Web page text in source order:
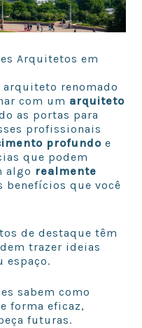
Arquitetos em
renomado
com um arquiteto
as portas para
profissionais
profundo e
que podem
algo realmente
benefícios que você
de destaque têm
trazer ideias
espaço.
sabem como
forma eficaz,
futuras.